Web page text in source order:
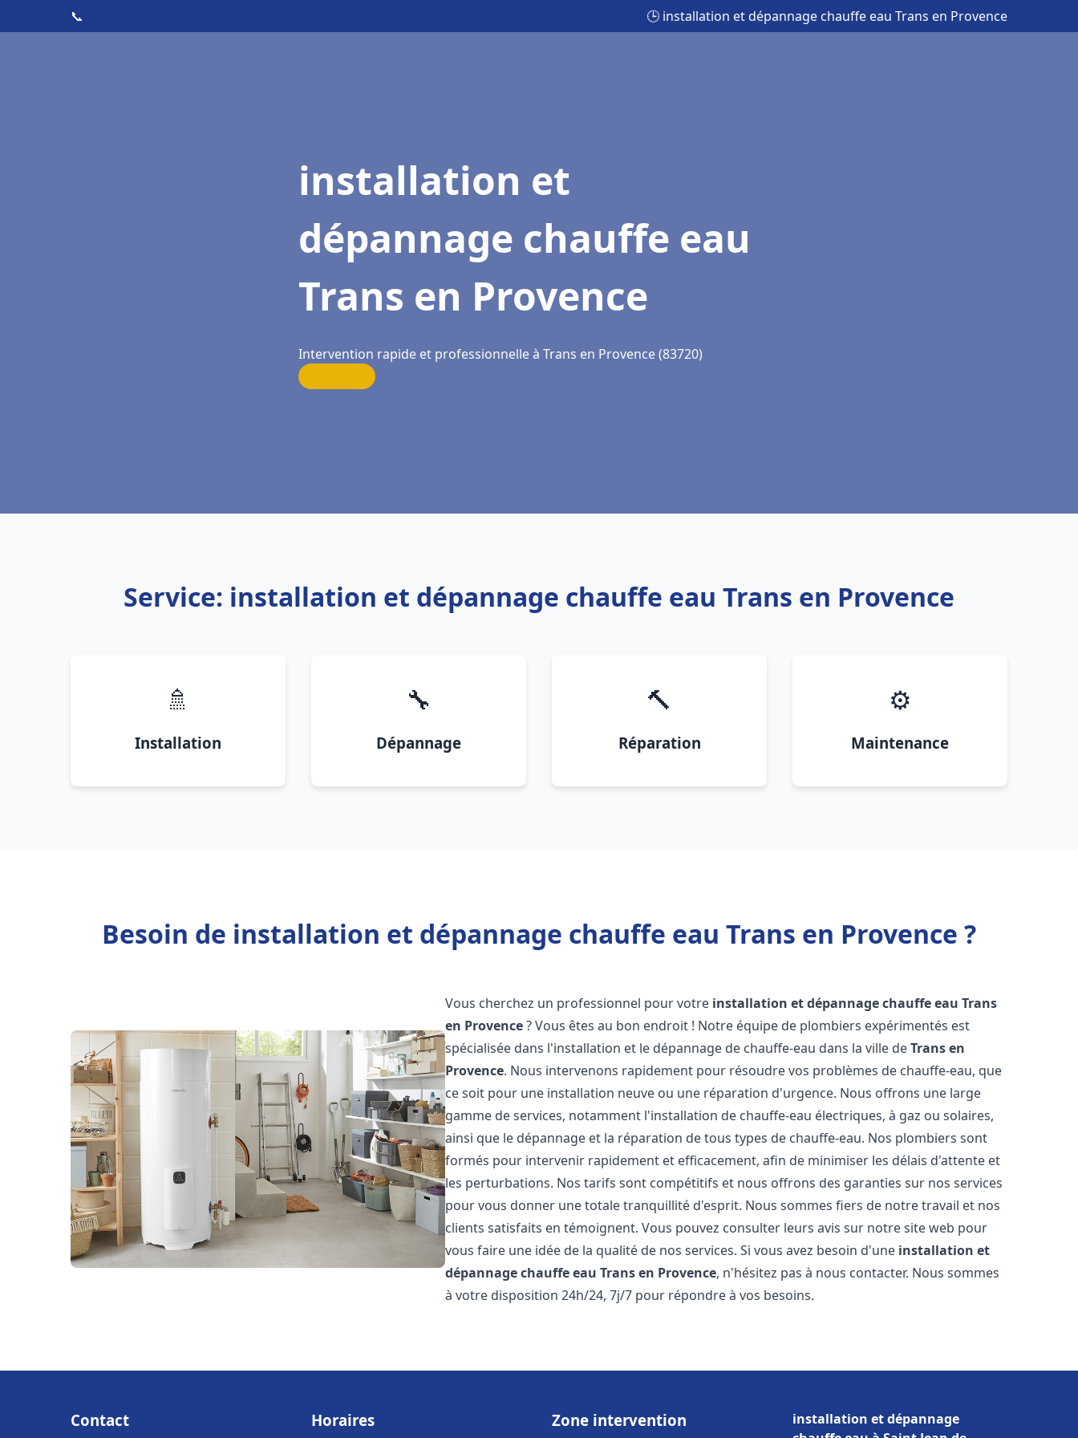
📞 🕒 installation et dépannage chauffe eau Trans en Provence
installation et
dépannage chauffe eau
Trans en Provence
Intervention rapide et professionnelle à Trans en Provence (83720)
Service: installation et dépannage chauffe eau Trans en Provence
🚿
Installation
🔧
Dépannage
🔨
Réparation
⚙️
Maintenance
Besoin de installation et dépannage chauffe eau Trans en Provence ?
Vous cherchez un professionnel pour votre installation et dépannage chauffe eau Trans
en Provence? Vous êtes au bon endroit ! Notre équipe de plombiers expérimentés est
spécialisée dans l'installation et le dépannage de chauffe-eau dans la ville deTrans en
Provence. Nous intervenons rapidement pour résoudre vos problèmes de chauffe-eau, que
ce soit pour une installation neuve ou une réparation d'urgence. Nous offrons une large
gamme de services, notamment l'installation de chauffe-eau électriques, à gaz ou solaires,
ainsi que le dépannage et la réparation de tous types de chauffe-eau. Nos plombiers sont
formés pour intervenir rapidement et efficacement, afin de minimiser les délais d'attente et
les perturbations. Nos tarifs sont compétitifs et nous offrons des garanties sur nos services
pour vous donner une totale tranquillité d'esprit. Nous sommes fiers de notre travail et nos
clients satisfaits en témoignent. Vous pouvez consulter leurs avis sur notre site web pour
vous faire une idée de la qualité de nos services. Si vous avez besoin d'une installation et
dépannage chauffe eau Trans en Provence, n'hésitez pas à nous contacter. Nous sommes
à votre disposition 24h/24, 7j/7 pour répondre à vos besoins.
Contact Horaires Zone intervention
installation et dépannage